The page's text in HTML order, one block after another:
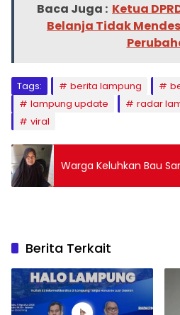
Baca Juga : Ketua
Belanja Tidak
Tags: berita lampung
lampung update
radar
viral
Warga Keluhkan Bau
Berita Terkait